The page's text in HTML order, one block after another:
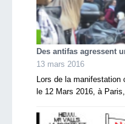
Des antifas agressent
13 mars 2016
Lors de la
le 12 Mars 2016, à